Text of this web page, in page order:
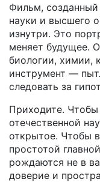
Фильм,
науки и высшего
изнутри. Это
меняет будущее.
биологии, химии,
инструмент —
следовать за
Приходите.
отечественной
открытое. Чтобы
простотой
рождаются не в
доверие и